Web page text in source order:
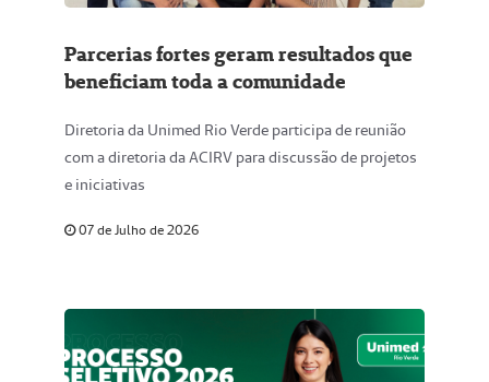
Parcerias fortes geram resultados que
beneficiam toda a comunidade
Diretoria da Unimed Rio Verde participa de reunião
com a diretoria da ACIRV para discussão de projetos
e iniciativas
07 de Julho de 2026